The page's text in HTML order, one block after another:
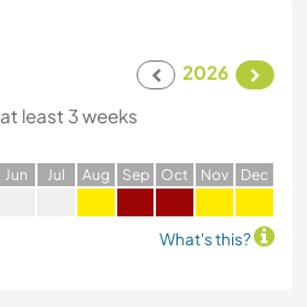
2026
at least 3 weeks
Jun Jul Aug Sep Oct Nov Dec
What's this?